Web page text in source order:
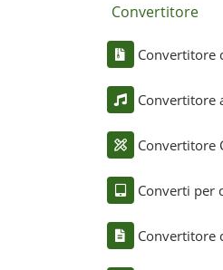
Convertitore
Convertitore
Convertitore
Convertitore
Converti per
Convertitore